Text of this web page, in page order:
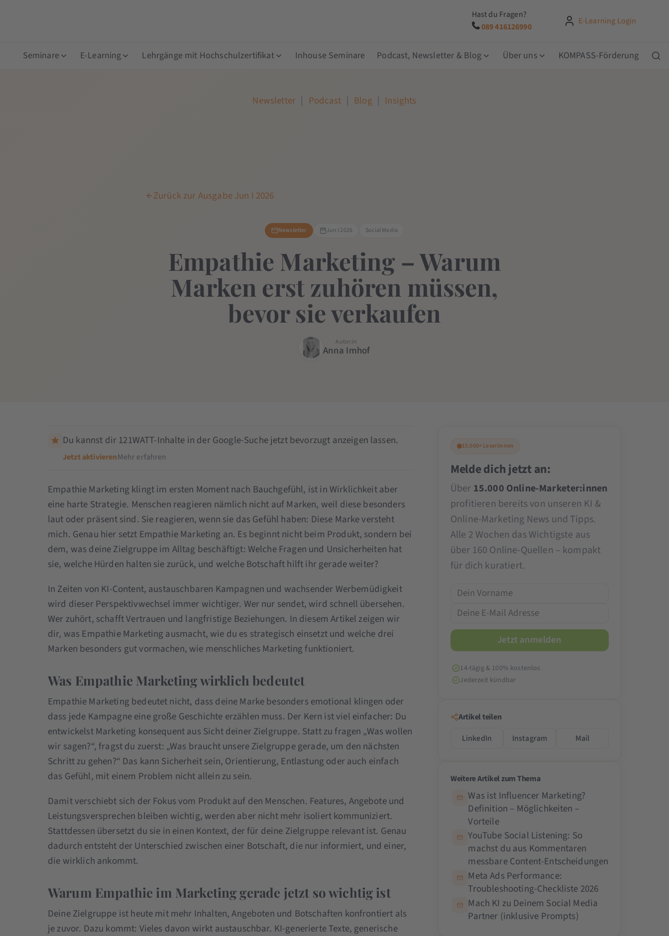
Hast du Fragen?
089 416126990
E-Learning Login
Seminare E-Learning Lehrgänge mit Hochschulzertifikat Inhouse Seminare Podcast, Newsletter & Blog Über uns KOMPASS-Förderung
Newsletter | Podcast | Blog | Insights
Zurück zur Ausgabe Jun I 2026
Newsletter Jun I 2026 Social Media
Empathie Marketing – Warum
Marken erst zuhören müssen,
bevor sie verkaufen
Autor:in
Anna Imhof
Du kannst dir 121WATT-Inhalte in der Google-Suche jetzt bevorzugt anzeigen lassen.
Jetzt aktivierenMehr erfahren
Empathie Marketing klingt im ersten Moment nach Bauchgefühl, ist in Wirklichkeit aber
eine harte Strategie. Menschen reagieren nämlich nicht auf Marken, weil diese besonders
laut oder präsent sind. Sie reagieren, wenn sie das Gefühl haben: Diese Marke versteht
mich. Genau hier setzt Empathie Marketing an. Es beginnt nicht beim Produkt, sondern bei
dem, was deine Zielgruppe im Alltag beschäftigt: Welche Fragen und Unsicherheiten hat
sie, welche Hürden halten sie zurück, und welche Botschaft hilft ihr gerade weiter?
In Zeiten von KI-Content, austauschbaren Kampagnen und wachsender Werbemüdigkeit
wird dieser Perspektivwechsel immer wichtiger. Wer nur sendet, wird schnell übersehen.
Wer zuhört, schafft Vertrauen und langfristige Beziehungen. In diesem Artikel zeigen wir
dir, was Empathie Marketing ausmacht, wie du es strategisch einsetzt und welche drei
Marken besonders gut vormachen, wie menschliches Marketing funktioniert.
Was Empathie Marketing wirklich bedeutet
Empathie Marketing bedeutet nicht, dass deine Marke besonders emotional klingen oder
dass jede Kampagne eine große Geschichte erzählen muss. Der Kern ist viel einfacher: Du
entwickelst Marketing konsequent aus Sicht deiner Zielgruppe. Statt zu fragen „Was wollen
wir sagen?“, fragst du zuerst: „Was braucht unsere Zielgruppe gerade, um den nächsten
Schritt zu gehen?“ Das kann Sicherheit sein, Orientierung, Entlastung oder auch einfach
das Gefühl, mit einem Problem nicht allein zu sein.
Damit verschiebt sich der Fokus vom Produkt auf den Menschen. Features, Angebote und
Leistungsversprechen bleiben wichtig, werden aber nicht mehr isoliert kommuniziert.
Stattdessen übersetzt du sie in einen Kontext, der für deine Zielgruppe relevant ist. Genau
dadurch entsteht der Unterschied zwischen einer Botschaft, die nur informiert, und einer,
die wirklich ankommt.
Warum Empathie im Marketing gerade jetzt so wichtig ist
Deine Zielgruppe ist heute mit mehr Inhalten, Angeboten und Botschaften konfrontiert als
je zuvor. Dazu kommt: Vieles davon wirkt austauschbar. KI-generierte Texte, generische
15.000+ Leser:innen
Melde dich jetzt an:
Über 15.000 Online-Marketer:innen
profitieren bereits von unseren KI &
Online-Marketing News und Tipps.
Alle 2 Wochen das Wichtigste aus
über 160 Online-Quellen – kompakt
für dich kuratiert.
14-tägig & 100% kostenlos
Jederzeit kündbar
Artikel teilen
LinkedIn
Instagram Mail
Weitere Artikel zum Thema
Was ist Influencer Marketing?
Definition – Möglichkeiten –
Vorteile
YouTube Social Listening: So
machst du aus Kommentaren
messbare Content-Entscheidungen
Meta Ads Performance:
Troubleshooting-Checkliste 2026
Mach KI zu Deinem Social Media
Partner (inklusive Prompts)